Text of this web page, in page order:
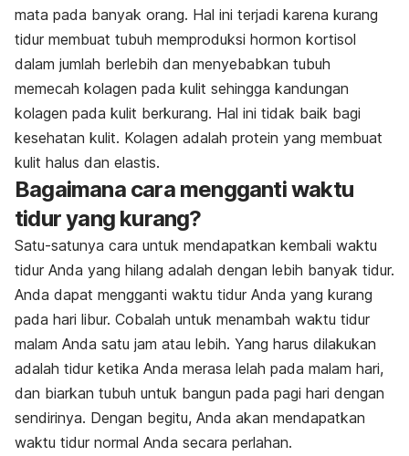
mata pada banyak orang. Hal ini terjadi karena kurang
tidur membuat tubuh memproduksi hormon kortisol
dalam jumlah berlebih dan menyebabkan tubuh
memecah kolagen pada kulit sehingga kandungan
kolagen pada kulit berkurang. Hal ini tidak baik bagi
kesehatan kulit. Kolagen adalah protein yang membuat
kulit halus dan elastis.
Bagaimana cara mengganti waktu
tidur yang kurang?
Satu-satunya cara untuk mendapatkan kembali waktu
tidur Anda yang hilang adalah dengan lebih banyak tidur.
Anda dapat mengganti waktu tidur Anda yang kurang
pada hari libur. Cobalah untuk menambah waktu tidur
malam Anda satu jam atau lebih. Yang harus dilakukan
adalah tidur ketika Anda merasa lelah pada malam hari,
dan biarkan tubuh untuk bangun pada pagi hari dengan
sendirinya. Dengan begitu, Anda akan mendapatkan
waktu tidur normal Anda secara perlahan.